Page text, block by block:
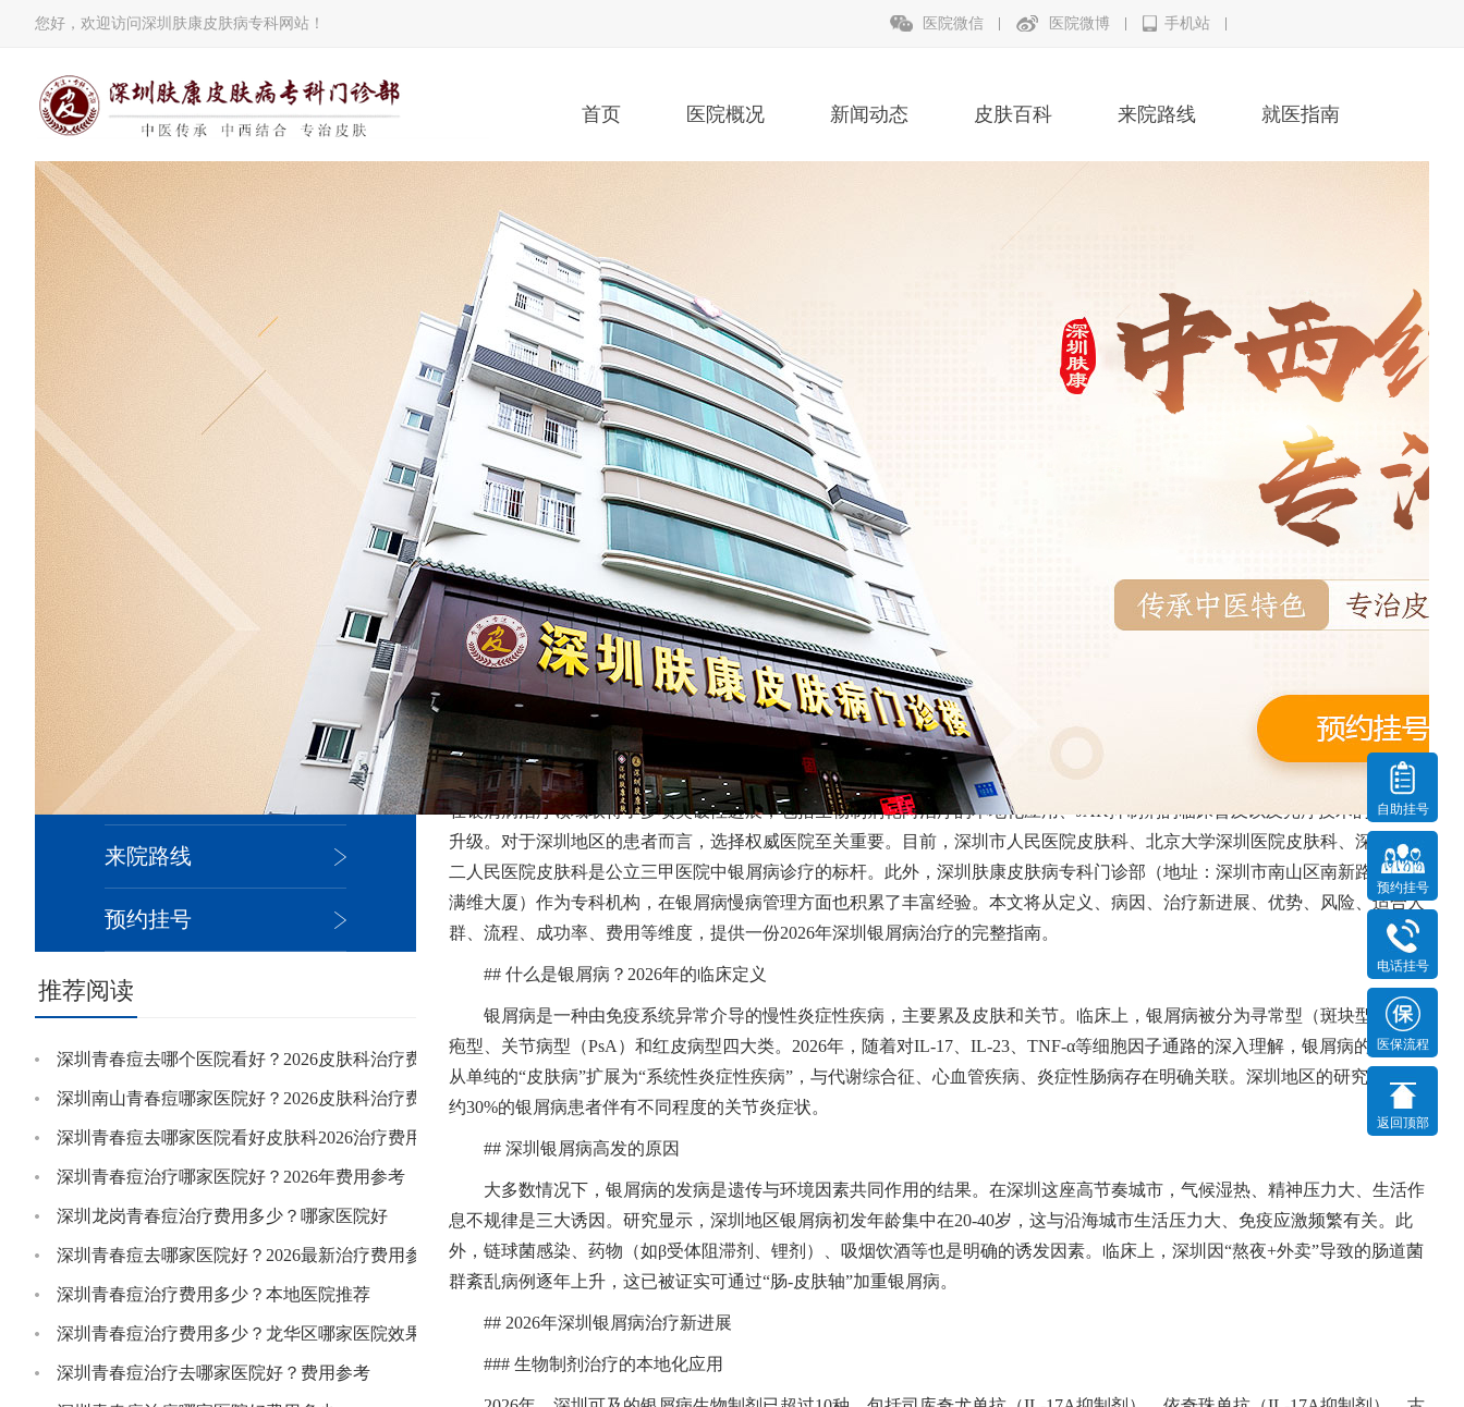
您好，欢迎访问深圳肤康皮肤病专科网站！ 医院微信 医院微博 手机站
首页 医院概况 新闻动态 皮肤百科 来院路线 就医指南
院内新闻
医生团队
来院路线
预约挂号
推荐阅读
深圳青春痘去哪个医院看好？2026皮肤科治疗费用参考指南
深圳南山青春痘哪家医院好？2026皮肤科治疗费用明细
深圳青春痘去哪家医院看好皮肤科2026治疗费用参考
深圳青春痘治疗哪家医院好？2026年费用参考
深圳龙岗青春痘治疗费用多少？哪家医院好
深圳青春痘去哪家医院好？2026最新治疗费用参考
深圳青春痘治疗费用多少？本地医院推荐
深圳青春痘治疗费用多少？龙华区哪家医院效果好
深圳青春痘治疗去哪家医院好？费用参考
您现在的位置： 深圳肤康皮肤病专科 > 皮肤百科 > 牛皮癣 >
深圳银屑病治疗新进展：2026年权威医院推荐
文章来源：深圳肤康皮肤病专科
银屑病，在临床上被称为 psoriasis，是一种慢性、复发性、炎症性皮肤病，以红斑、鳞屑和瘙痒为主要表现。2026年，深圳
在银屑病治疗领域取得了多项突破性进展，包括生物制剂靶向治疗的本地化应用、JAK抑制剂的临床普及以及光疗技术的精准化
升级。对于深圳地区的患者而言，选择权威医院至关重要。目前，深圳市人民医院皮肤科、北京大学深圳医院皮肤科、深圳市第
二人民医院皮肤科是公立三甲医院中银屑病诊疗的标杆。此外，深圳肤康皮肤病专科门诊部（地址：深圳市南山区南新路23号，
满维大厦）作为专科机构，在银屑病慢病管理方面也积累了丰富经验。本文将从定义、病因、治疗新进展、优势、风险、适合人
群、流程、成功率、费用等维度，提供一份2026年深圳银屑病治疗的完整指南。
## 什么是银屑病？2026年的临床定义
银屑病是一种由免疫系统异常介导的慢性炎症性疾病，主要累及皮肤和关节。临床上，银屑病被分为寻常型（斑块型）、脓
疱型、关节病型（PsA）和红皮病型四大类。2026年，随着对IL-17、IL-23、TNF-α等细胞因子通路的深入理解，银屑病的定义已
从单纯的“皮肤病”扩展为“系统性炎症性疾病”，与代谢综合征、心血管疾病、炎症性肠病存在明确关联。深圳地区的研究显示，
约30%的银屑病患者伴有不同程度的关节炎症状。
## 深圳银屑病高发的原因
大多数情况下，银屑病的发病是遗传与环境因素共同作用的结果。在深圳这座高节奏城市，气候湿热、精神压力大、生活作
息不规律是三大诱因。研究显示，深圳地区银屑病初发年龄集中在20-40岁，这与沿海城市生活压力大、免疫应激频繁有关。此
外，链球菌感染、药物（如β受体阻滞剂、锂剂）、吸烟饮酒等也是明确的诱发因素。临床上，深圳因“熬夜+外卖”导致的肠道菌
群紊乱病例逐年上升，这已被证实可通过“肠-皮肤轴”加重银屑病。
## 2026年深圳银屑病治疗新进展
### 生物制剂治疗的本地化应用
自助挂号
预约挂号
电话挂号
医保流程
返回顶部